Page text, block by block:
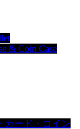
& Coin Case
カード・コイン